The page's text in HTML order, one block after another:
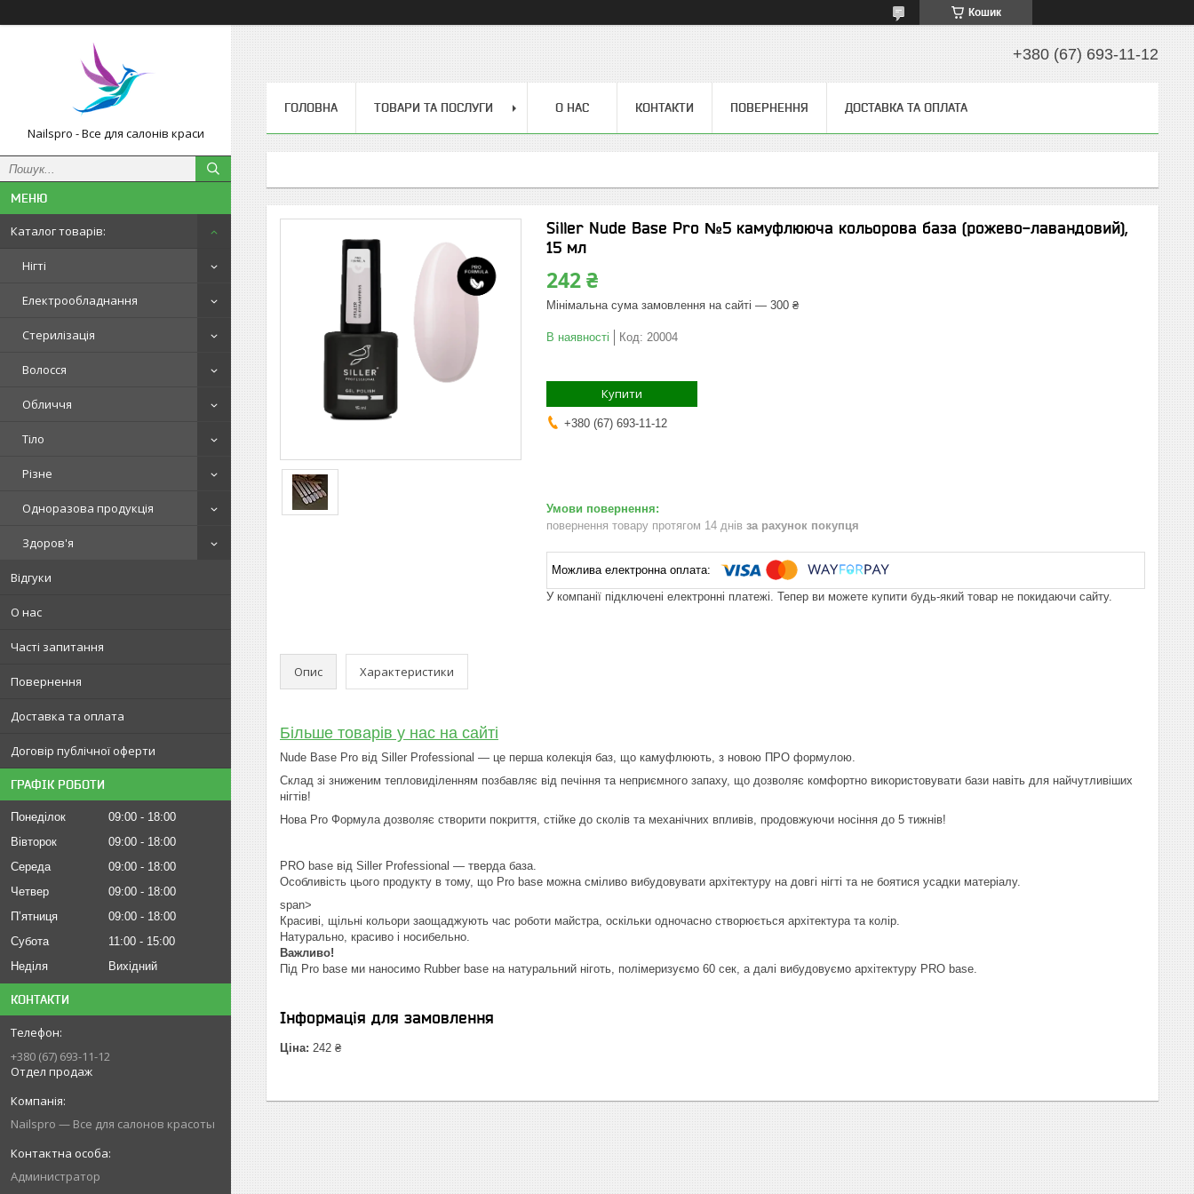
Кошик
Nailspro - Все для салонів краси
Каталог товарів:
Нігті
Електрообладнання
Стерилізація
Волосся
Обличчя
Тіло
Різне
Одноразова продукція
Здоров'я
Відгуки
О нас
Часті запитання
Повернення
Доставка та оплата
Договір публічної оферти
ГРАФІК РОБОТИ
Понеділок 09:00
18:00
Вівторок
09:00
18:00
Середа
09:00
18:00
Четвер
09:00
18:00
Пʼятниця
09:00
18:00
Субота
11:00
15:00
Неділя
Вихідний
КОНТАКТИ
+380 (67) 693-11-12
Отдел продаж
Nailspro — Все для салонов красоты
Администратор
+380 (67) 693-11-12
ГОЛОВНА ТОВАРИ ТА ПОСЛУГИ О НАС КОНТАКТИ ПОВЕРНЕННЯ ДОСТАВКА ТА ОПЛАТА
Siller Nude Base Pro №5 камуфлююча кольорова база (рожево-лавандовий),
15 мл
242 ₴
Мінімальна сума замовлення на сайті — 300 ₴
В наявності Код: 20004
Купити
+380 (67) 693-11-12
повернення товару протягом 14 днів за рахунок покупця
У компанії підключені електронні платежі. Тепер ви можете купити будь-який товар не покидаючи сайту.
Опис Характеристики
Більше товарів у нас на сайті
Nude Base Pro від Siller Professional — це перша колекція баз, що камуфлюють, з новою ПРО формулою.
Склад зі зниженим тепловиділенням позбавляє від печіння та неприємного запаху, що дозволяє комфортно використовувати бази навіть для найчутливіших
нігтів!
Нова Pro Формула дозволяє створити покриття, стійке до сколів та механічних впливів, продовжуючи носіння до 5 тижнів!
PRO base від Siller Professional — тверда база.
Особливість цього продукту в тому, що Pro base можна сміливо вибудовувати архітектуру на довгі нігті та не боятися усадки матеріалу.
span>
Красиві, щільні кольори заощаджують час роботи майстра, оскільки одночасно створюється архітектура та колір.
Натурально, красиво і носибельно.
Важливо!
Під Pro base ми наносимо Rubber base на натуральний ніготь, полімеризуємо 60 сек, а далі вибудовуємо архітектуру PRO base.
Інформація для замовлення
Ціна: 242 ₴